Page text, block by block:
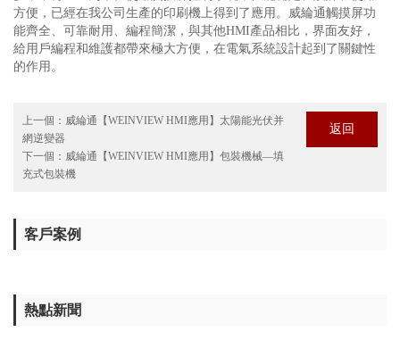
方便，已經在我公司生產的印刷機上得到了應用。威綸通觸摸屏功
能齊全、可靠耐用、編程簡潔，與其他HMI產品相比，界面友好，
給用戶編程和維護都帶來極大方便，在電氣系統設計起到了關鍵性
的作用。
上一個： 威綸通【WEINVIEW HMI應用】太陽能光伏并
網逆變器
下一個： 威綸通【WEINVIEW HMI應用】包裝機械—填
充式包裝機
返回
客戶案例
熱點新聞